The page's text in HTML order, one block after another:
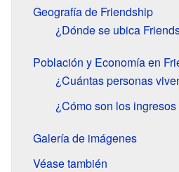
Geografía de Friendship
¿Dónde se ubica
Población y Economía en
¿Cuántas personas
¿Cómo son los
Galería de imágenes
Véase también